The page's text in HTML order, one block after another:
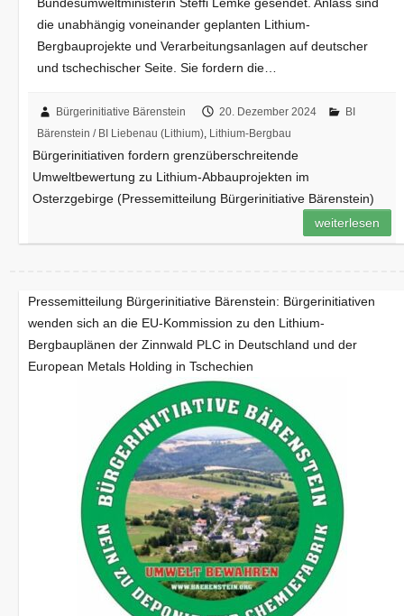
Bundesumweltministerin Steffi Lemke gesendet. Anlass sind
die unabhängig voneinander geplanten Lithium-
Bergbauprojekte und Verarbeitungsanlagen auf deutscher
und tschechischer Seite. Sie fordern die…
Bürgerinitiative Bärenstein 20. Dezember 2024
BI
Bärenstein / BI Liebenau (Lithium), Lithium-Bergbau
Bürgerinitiativen fordern grenzüberschreitende
Umweltbewertung zu Lithium-Abbauprojekten im
Osterzgebirge (Pressemitteilung Bürgerinitiative Bärenstein)
weiterlesen
Pressemitteilung Bürgerinitiative Bärenstein: Bürgerinitiativen
wenden sich an die EU-Kommission zu den Lithium-
Bergbauplänen der Zinnwald PLC in Deutschland und der
European Metals Holding in Tschechien